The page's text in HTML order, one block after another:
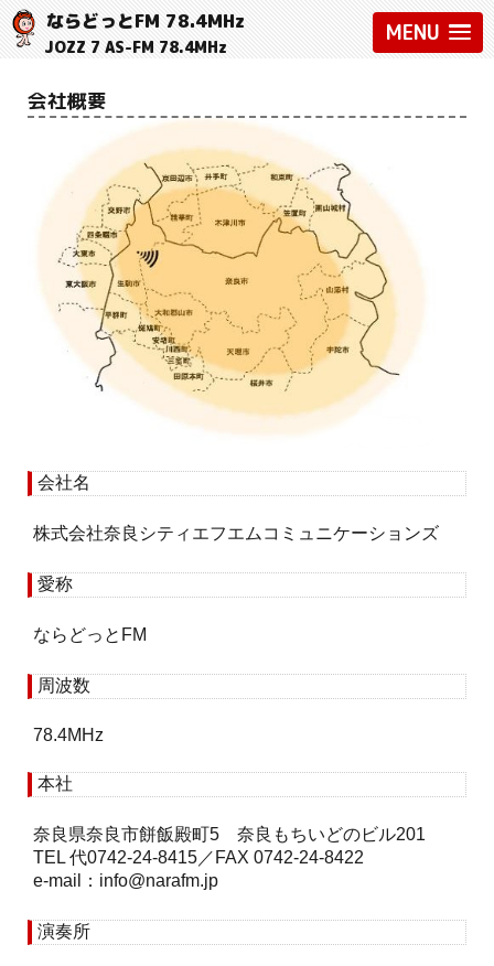
MENU
ならどっとFM 78.4MHz
JOZZ 7 AS-FM 78.4MHz
会社概要
会社名
株式会社奈良シティエフエムコミュニケーションズ
愛称
ならどっとFM
周波数
78.4MHz
本社
奈良県奈良市餅飯殿町5 奈良もちいどのビル201
TEL 代0742-24-8415／FAX 0742-24-8422
e-mail： info narafm.jp
演奏所